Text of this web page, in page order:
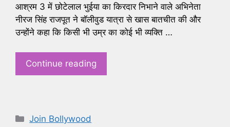
आश्रम 3 में छोटेलाल भुईया का किरदार निभाने वाले अभिनेता
नीरज सिंह राजपूत ने बॉलीवुड यात्रा से खास बातचीत की और
उन्होंने कहा कि किसी भी उम्र का कोई भी व्यक्ति …
Continue reading
Categories
Join Bollywood